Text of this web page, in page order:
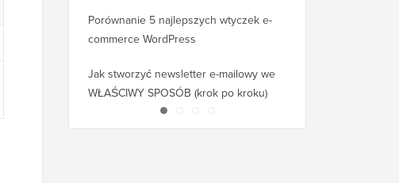
Porównanie 5 najlepszych wtyczek e-
commerce WordPress
Jak stworzyć newsletter e-mailowy we
WŁAŚCIWY SPOSÓB (krok po kroku)